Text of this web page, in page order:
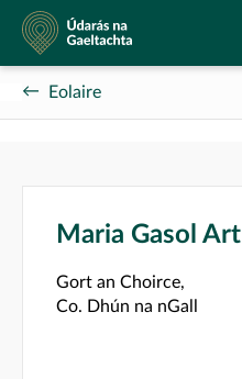
Údarás
na
Gaeltachta
Eolaire
Maria Gasol Art
Gort an Choirce,
Co. Dhún na nGall